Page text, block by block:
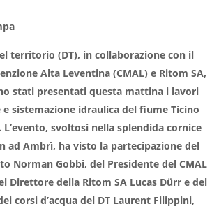
territorio (DT), in collaborazione con il
Alta Leventina (CMAL) e Ritom SA,
stati presentati questa mattina i lavori
sistemazione idraulica del fiume Ticino
svoltosi nella splendida cornice
ad Ambrì, ha visto la partecipazione del
Norman Gobbi, del Presidente del CMAL
Direttore della Ritom SA Lucas Dürr e del
corsi d’acqua del DT Laurent Filippini,